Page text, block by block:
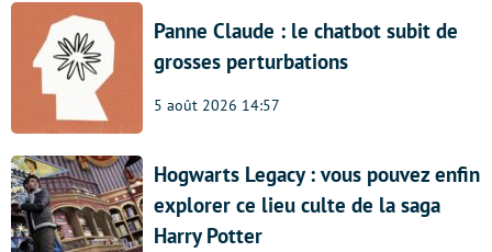
Panne Claude : le chatbot subit de
grosses perturbations
5 août 2026 14:57
Hogwarts Legacy : vous pouvez enfin
explorer ce lieu culte de la saga
Harry Potter